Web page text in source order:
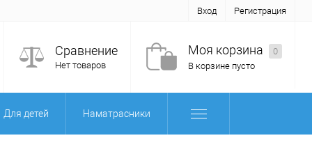
Вход Регистрация
Сравнение
Нет товаров
Моя корзина
0
В корзине пусто
Для детей Наматрасники